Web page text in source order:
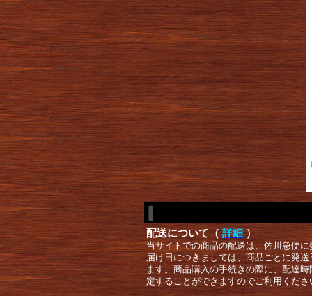
配送について（ 詳細 ）
当サイトでの商品の配送は、佐川急便
届け日につきましては、商品ごとに発
ます。商品購入の手続きの際に、配達
定することができますのでご利用くださ